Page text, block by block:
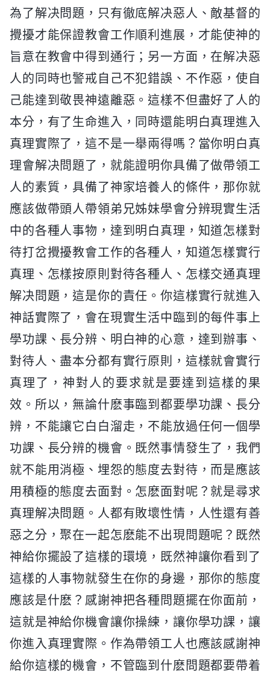
為了解决問題，只有徹底解决惡人、敵基督的
攪擾才能保證教會工作順利進展，才能使神的
旨意在教會中得到通行；另一方面，在解决惡
人的同時也警戒自己不犯錯誤、不作惡，使自
己能達到敬畏神遠離惡。這樣不但盡好了人的
本分，有了生命進入，同時還能明白真理進入
真理實際了，這不是一舉兩得嗎？當你明白真
理會解决問題了，就能證明你具備了做帶領工
人的素質，具備了神家培養人的條件，那你就
應該做帶頭人帶領弟兄姊妹學會分辨現實生活
中的各種人事物，達到明白真理，知道怎樣對
待打岔攪擾教會工作的各種人，知道怎樣實行
真理、怎樣按原則對待各種人、怎樣交通真理
解决問題，這是你的責任。你這樣實行就進入
神話實際了，會在現實生活中臨到的每件事上
學功課、長分辨、明白神的心意，達到辦事、
對待人、盡本分都有實行原則，這樣就會實行
真理了，神對人的要求就是要達到這樣的果
效。所以，無論什麽事臨到都要學功課、長分
辨，不能讓它白白溜走，不能放過任何一個學
功課、長分辨的機會。既然事情發生了，我們
就不能用消極、埋怨的態度去對待，而是應該
用積極的態度去面對。怎麽面對呢？就是尋求
真理解决問題。人都有敗壞性情，人性還有善
惡之分，聚在一起怎麽能不出現問題呢？既然
神給你擺設了這樣的環境，既然神讓你看到了
這樣的人事物就發生在你的身邊，那你的態度
應該是什麽？感謝神把各種問題擺在你面前，
這就是神給你機會讓你操練，讓你學功課，讓
你進入真理實際。作為帶領工人也應該感謝神
給你這樣的機會，不管臨到什麽問題都要帶着